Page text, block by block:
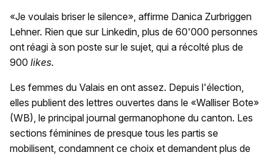
«Je voulais briser le silence», affirme Danica Zurbriggen
Lehner. Rien que sur Linkedin, plus de 60'000 personnes
ont réagi à son poste sur le sujet, qui a récolté plus de
900 likes.
Les femmes du Valais en ont assez. Depuis l'élection,
elles publient des lettres ouvertes dans le «Walliser Bote»
(WB), le principal journal germanophone du canton. Les
sections féminines de presque tous les partis se
mobilisent, condamnent ce choix et demandent plus de